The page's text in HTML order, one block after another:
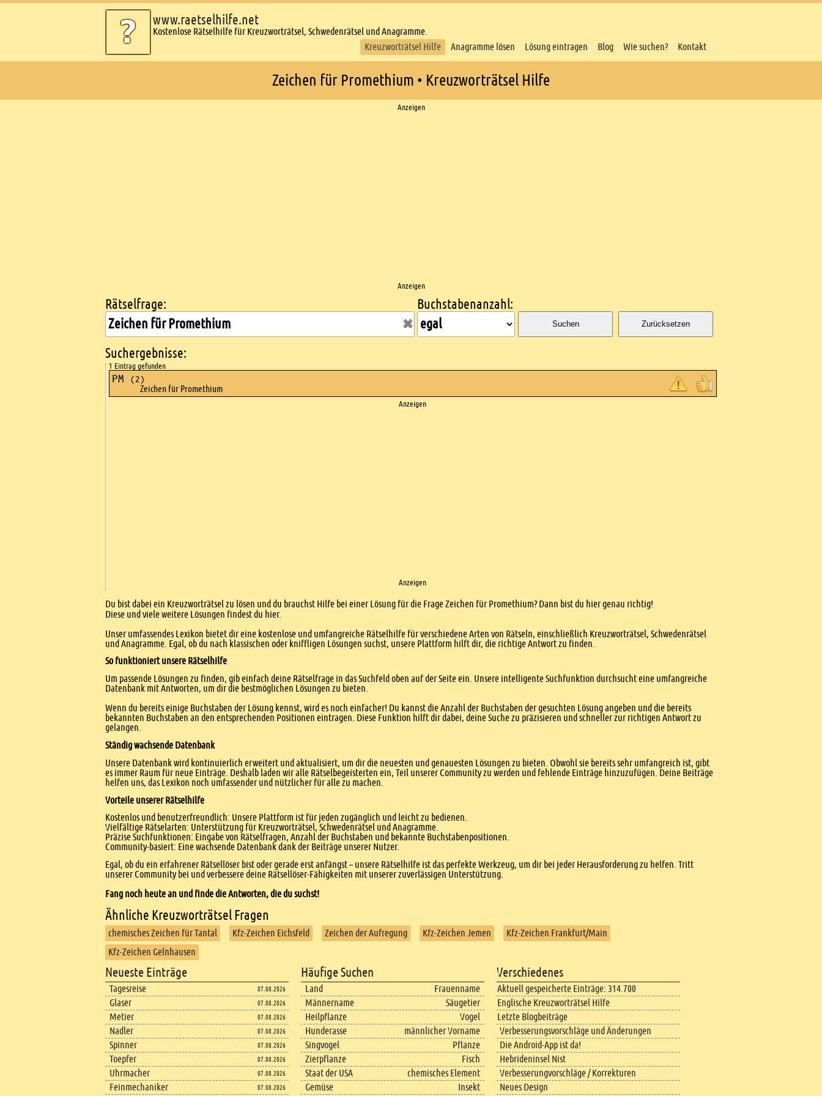
www.raetselhilfe.net
Kostenlose Rätselhilfe für Kreuzworträtsel, Schwedenrätsel und Anagramme.
Kreuzworträtsel Hilfe
Anagramme lösen Lösung eintragen Blog Wie suchen? Kontakt
Zeichen für Promethium • Kreuzworträtsel Hilfe
Anzeigen
Anzeigen
Kreuzworträtsel suchen
Rätselfrage: Buchstabenanzahl:
Suchen Zurücksetzen
Suchergebnisse:
1 Eintrag gefunden
PM (2)
Zeichen für Promethium
Anzeigen
Anzeigen
Einleitung
Du bist dabei ein Kreuzworträtsel zu lösen und du brauchst Hilfe bei einer Lösung für die Frage Zeichen für Promethium? Dann bist du hier genau richtig!
Diese und viele weitere Lösungen findest du hier.
Unser umfassendes Lexikon bietet dir eine kostenlose und umfangreiche Rätselhilfe für verschiedene Arten von Rätseln, einschließlich Kreuzworträtsel, Schwedenrätsel
und Anagramme. Egal, ob du nach klassischen oder kniffligen Lösungen suchst, unsere Plattform hilft dir, die richtige Antwort zu finden.
So funktioniert unsere Rätselhilfe
Um passende Lösungen zu finden, gib einfach deine Rätselfrage in das Suchfeld oben auf der Seite ein. Unsere intelligente Suchfunktion durchsucht eine umfangreiche
Datenbank mit Antworten, um dir die bestmöglichen Lösungen zu bieten.
Wenn du bereits einige Buchstaben der Lösung kennst, wird es noch einfacher! Du kannst die Anzahl der Buchstaben der gesuchten Lösung angeben und die bereits
bekannten Buchstaben an den entsprechenden Positionen eintragen. Diese Funktion hilft dir dabei, deine Suche zu präzisieren und schneller zur richtigen Antwort zu
gelangen.
Ständig wachsende Datenbank
Unsere Datenbank wird kontinuierlich erweitert und aktualisiert, um dir die neuesten und genauesten Lösungen zu bieten. Obwohl sie bereits sehr umfangreich ist, gibt
es immer Raum für neue Einträge. Deshalb laden wir alle Rätselbegeisterten ein, Teil unserer Community zu werden und fehlende Einträge hinzuzufügen. Deine Beiträge
helfen uns, das Lexikon noch umfassender und nützlicher für alle zu machen.
Vorteile unserer Rätselhilfe
Kostenlos und benutzerfreundlich: Unsere Plattform ist für jeden zugänglich und leicht zu bedienen.
Vielfältige Rätselarten: Unterstützung für Kreuzworträtsel, Schwedenrätsel und Anagramme.
Präzise Suchfunktionen: Eingabe von Rätselfragen, Anzahl der Buchstaben und bekannte Buchstabenpositionen.
Community-basiert: Eine wachsende Datenbank dank der Beiträge unserer Nutzer.
Egal, ob du ein erfahrener Rätsellöser bist oder gerade erst anfängst – unsere Rätselhilfe ist das perfekte Werkzeug, um dir bei jeder Herausforderung zu helfen. Tritt
unserer Community bei und verbessere deine Rätsellöser-Fähigkeiten mit unserer zuverlässigen Unterstützung.
Fang noch heute an und finde die Antworten, die du suchst!
Ähnliche Kreuzworträtsel Fragen
chemisches Zeichen für Tantal Kfz-Zeichen Eichsfeld Zeichen der Aufregung Kfz-Zeichen Jemen
Kfz-Zeichen Frankfurt/Main
Kfz-Zeichen Gelnhausen
Footer content
Neueste Einträge
Tagesreise 07.08.2026
Glaser 07.08.2026
Metier 07.08.2026
Nadler 07.08.2026
Spinner 07.08.2026
Toepfer 07.08.2026
Uhrmacher 07.08.2026
Feinmechaniker 07.08.2026
Häufige Suchen
Land
Frauenname
Männername
Säugetier
Heilpflanze
Vogel
Hunderasse
männlicher Vorname
Singvogel
Pflanze
Zierpflanze
Fisch
Staat der USA
chemisches Element
Gemüse
Insekt
Verschiedenes
Aktuell gespeicherte Einträge: 314.700
Englische Kreuzworträtsel Hilfe
Letzte Blogbeiträge
Verbesserungsvorschläge und Änderungen
Die Android-App ist da!
Hebrideninsel Nist
Verbesserungvorschläge / Korrekturen
Neues Design